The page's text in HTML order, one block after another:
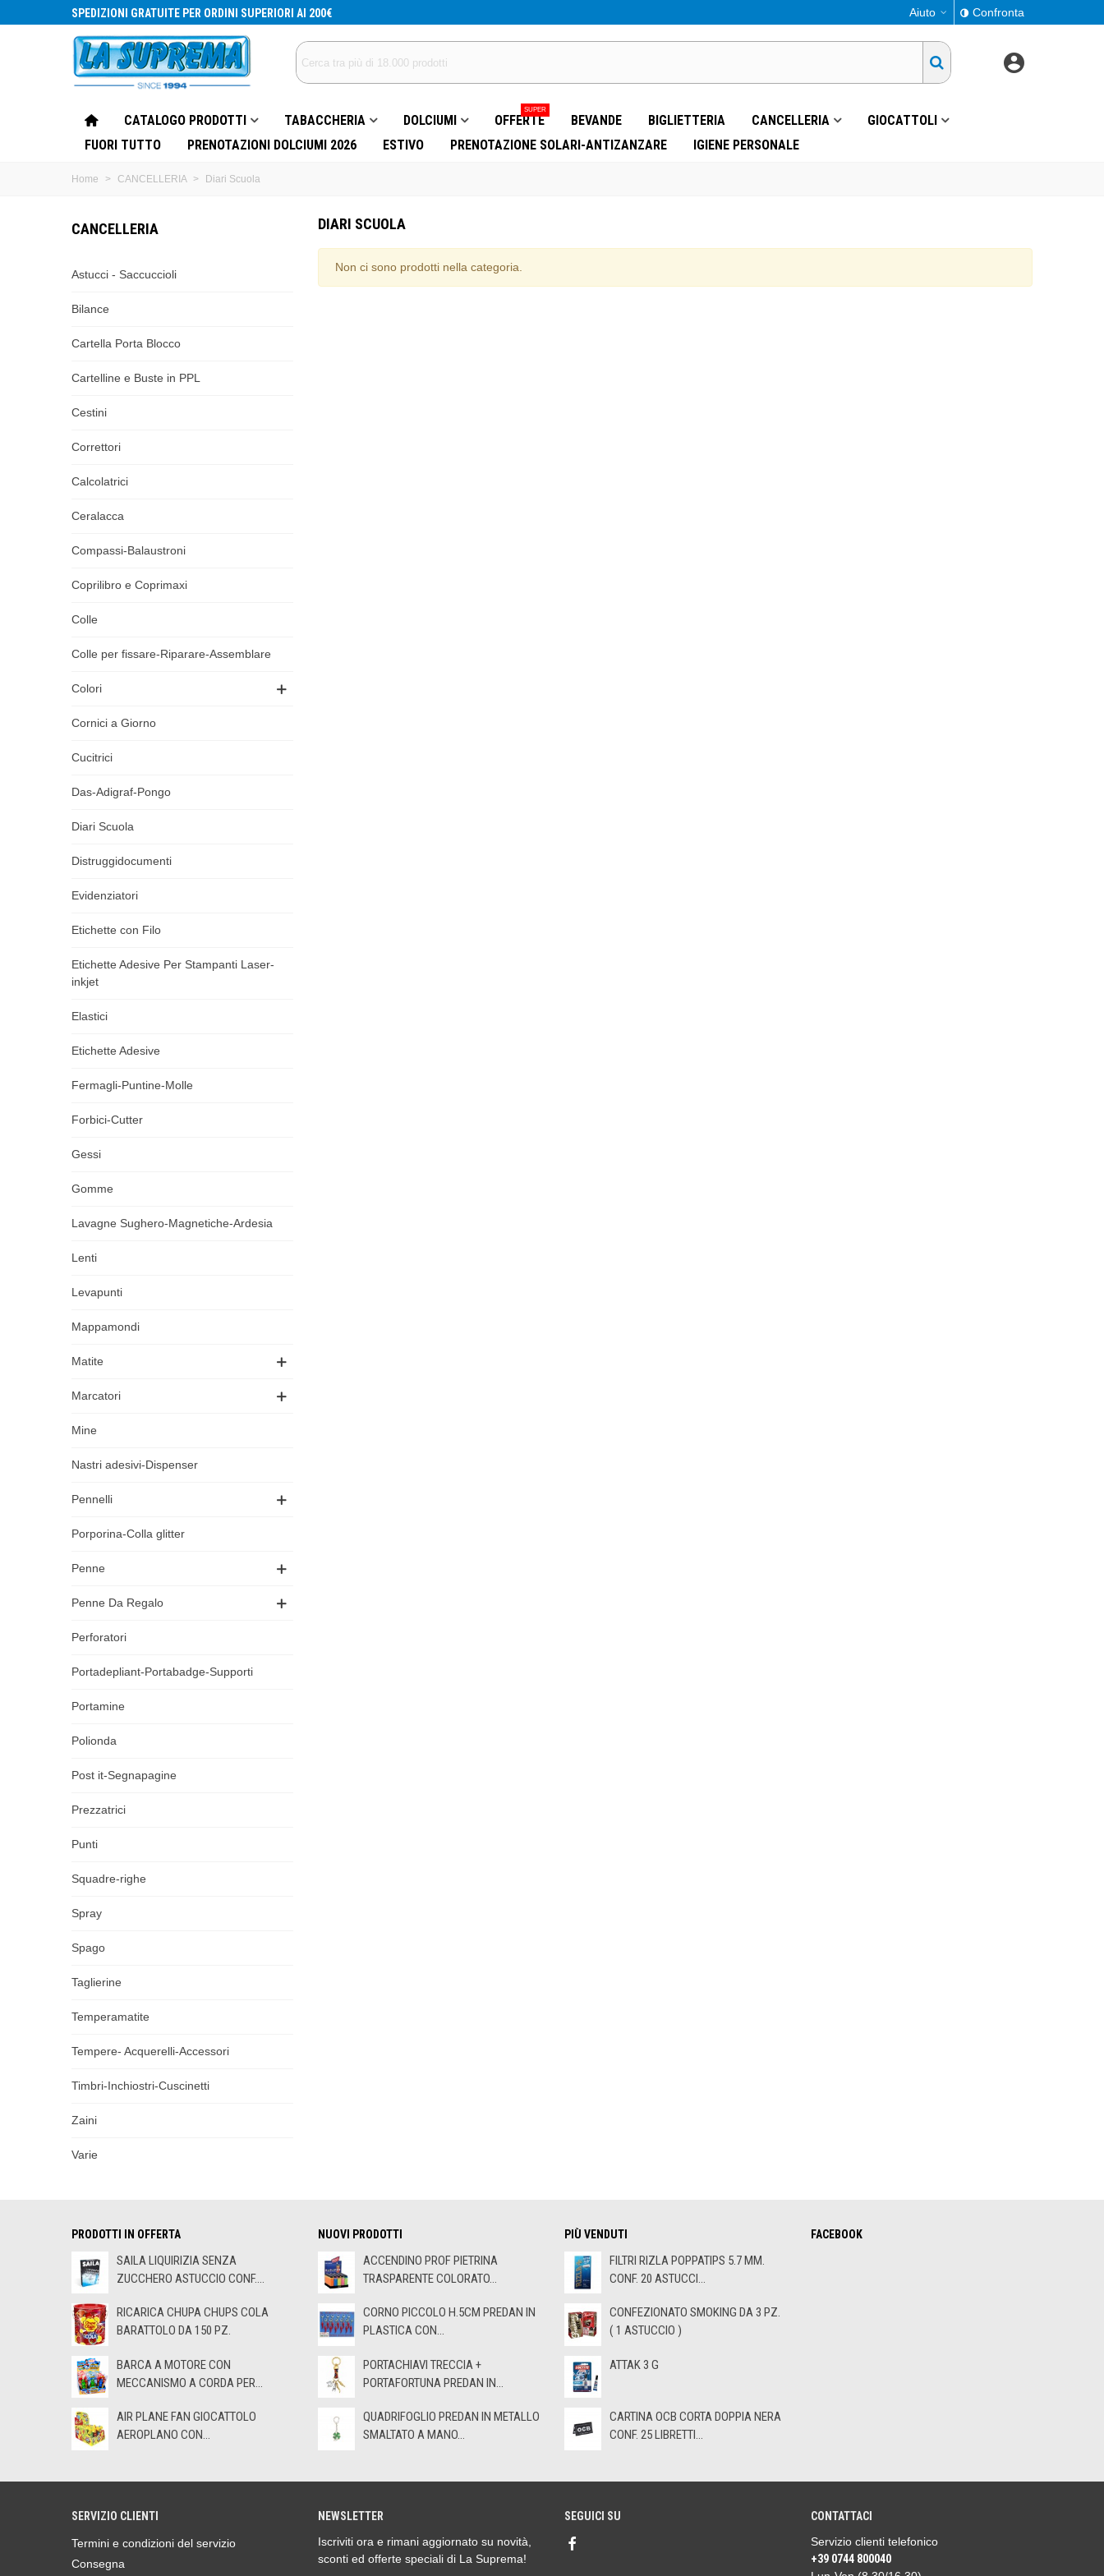
SPEDIZIONI GRATUITE PER ORDINI SUPERIORI AI 200€ Aiuto Confronta
CATALOGO PRODOTTI TABACCHERIA DOLCIUMI OFFERTE
SUPER
BEVANDE BIGLIETTERIA CANCELLERIA
GIOCATTOLI
FUORI TUTTO
PRENOTAZIONI DOLCIUMI 2026 ESTIVO PRENOTAZIONE SOLARI-ANTIZANZARE IGIENE PERSONALE
Home > CANCELLERIA > Diari Scuola
CANCELLERIA
Astucci - Saccuccioli
Bilance
Cartella Porta Blocco
Cartelline e Buste in PPL
Cestini
Correttori
Calcolatrici
Ceralacca
Compassi-Balaustroni
Coprilibro e Coprimaxi
Colle
Colle per fissare-Riparare-Assemblare
Colori
Cornici a Giorno
Cucitrici
Das-Adigraf-Pongo
Diari Scuola
Distruggidocumenti
Evidenziatori
Etichette con Filo
Etichette Adesive Per Stampanti Laser-
inkjet
Elastici
Etichette Adesive
Fermagli-Puntine-Molle
Forbici-Cutter
Gessi
Gomme
Lavagne Sughero-Magnetiche-Ardesia
Lenti
Levapunti
Mappamondi
Matite
Marcatori
Mine
Nastri adesivi-Dispenser
Pennelli
Porporina-Colla glitter
Penne
Penne Da Regalo
Perforatori
Portadepliant-Portabadge-Supporti
Portamine
Polionda
Post it-Segnapagine
Prezzatrici
Punti
Squadre-righe
Spray
Spago
Taglierine
Temperamatite
Tempere- Acquerelli-Accessori
Timbri-Inchiostri-Cuscinetti
Zaini
Varie
DIARI SCUOLA
Non ci sono prodotti nella categoria.
PRODOTTI IN OFFERTA
SAILA LIQUIRIZIA SENZA
ZUCCHERO ASTUCCIO CONF....
RICARICA CHUPA CHUPS COLA
BARATTOLO DA 150 PZ.
BARCA A MOTORE CON
MECCANISMO A CORDA PER...
AIR PLANE FAN GIOCATTOLO
AEROPLANO CON...
NUOVI PRODOTTI
ACCENDINO PROF PIETRINA
TRASPARENTE COLORATO...
CORNO PICCOLO H.5CM PREDAN IN
PLASTICA CON...
PORTACHIAVI TRECCIA +
PORTAFORTUNA PREDAN IN...
QUADRIFOGLIO PREDAN IN METALLO
SMALTATO A MANO...
PIÙ VENDUTI
FILTRI RIZLA POPPATIPS 5.7 MM.
CONF. 20 ASTUCCI...
CONFEZIONATO SMOKING DA 3 PZ.
( 1 ASTUCCIO )
ATTAK 3 G
CARTINA OCB CORTA DOPPIA NERA
CONF. 25 LIBRETTI...
FACEBOOK
SERVIZIO CLIENTI
Termini e condizioni del servizio
Consegna
NEWSLETTER
Iscriviti ora e rimani aggiornato su novità,
sconti ed offerte speciali di La Suprema!
SEGUICI SU
CONTATTACI
Servizio clienti telefonico
+39 0744 800040